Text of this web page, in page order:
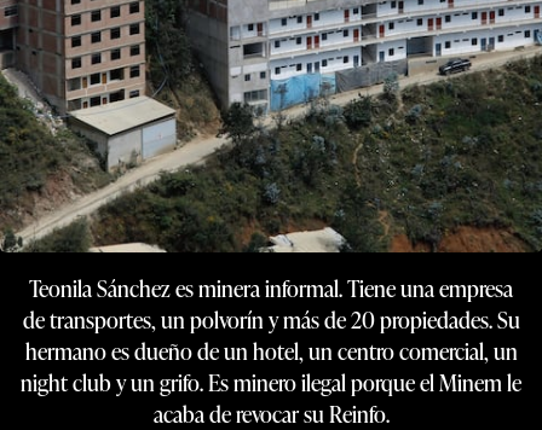
Teonila Sánchez es minera informal. Tiene una empresa
de transportes, un polvorín y más de 20 propiedades. Su
hermano es dueño de un hotel, un centro comercial, un
night club y un grifo. Es minero ilegal porque el Minem le
acaba de revocar su Reinfo.